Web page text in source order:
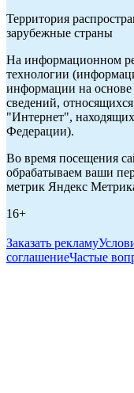
Территория
зарубежные страны
На информационном
технологии
информации на основе
сведений,
"Интернет",
Федерации).
Во время посещения
обрабатываем ваши
метрик Яндекс
16+
Заказать рекламу
соглашениеЧастые